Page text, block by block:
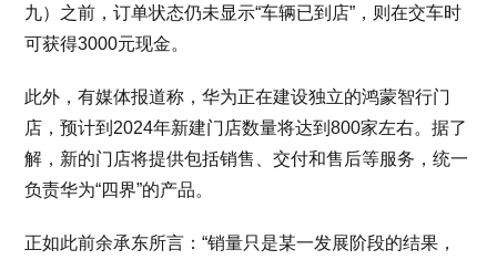
九）之前，订单状态仍未显示“车辆已到店”，则在交车时
可获得3000元现金。
此外，有媒体报道称，华为正在建设独立的鸿蒙智行门
店，预计到2024年新建门店数量将达到800家左右。据了
解，新的门店将提供包括销售、交付和售后等服务，统一
负责华为“四界”的产品。
正如此前余承东所言：“销量只是某一发展阶段的结果，